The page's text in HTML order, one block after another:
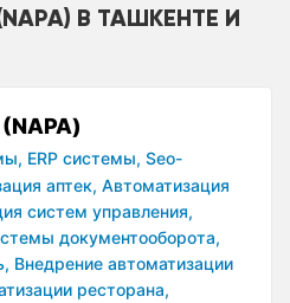
В ТАШКЕНТЕ И
ERP системы, Seo-
аптек, Автоматизация
систем управления,
документооборота,
Внедрение автоматизации
ресторана,